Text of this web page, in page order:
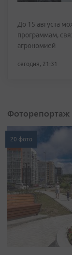
До 15 августа
программам,
агрономией
сегодня, 21:31
Фоторепортаж
20 фото